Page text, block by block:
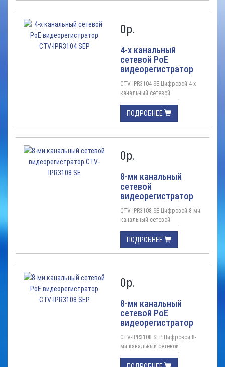
экономичного класса
Цифровая система, IP, H.265, 4
аудио, запись до 5Мп на канал,
0р.
4-х канальный
сетевой PoE
видеорегистратор
CTV-IPR3104 SEP
CTV-IPR3104 SE Цифровой 4-х
канальный сетевой
4-х канальный сетевой
видеорегистратор (NVR)
экономичного класса,
встроенный коммутатор с
Цифровая система, IP, H.265, 4
аудио, запись до 5Мп на канал,
1HDD, вых ...
ПОДРОБНЕЕ
0р.
8-ми канальный
сетевой
видеорегистратор
CTV-IPR3108 SE
CTV-IPR3108 SE Цифровой 8-ми
канальный сетевой
8-ми канальный сетевой
видеорегистратор (NVR)
экономичного класса
Цифровая система, IP, H.265, 8
аудио, запись до 5Мп на канал,
ПОДРОБНЕЕ
0р.
8-ми канальный
сетевой PoE
видеорегистратор
CTV-IPR3108 SEP
CTV-IPR3108 SEP Цифровой 8-
ми канальный сетевой
8-ми канальный сетевой